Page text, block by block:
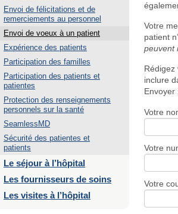
Votre
patient
peuvent
Rédigez
inclure
Envoyer
Votre
Votre
Votre
Envoi de félicitations et de
remerciements au personnel
Envoi de voeux à un patient
Expérience des patients
Participation des familles
Participation des patients et
patientes
Protection des renseignements
personnels sur la santé
SeamlessMD
Sécurité des patientes et
patients
Le séjour à l’hôpital
Les fournisseurs de soins
Les visites à l’hôpital